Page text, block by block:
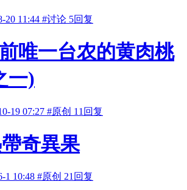
20 11:44 #讨论 5回复
唯一台农的黄肉桃
一)
19 07:27 #原创 11回复
奇異果
1 10:48 #原创 21回复